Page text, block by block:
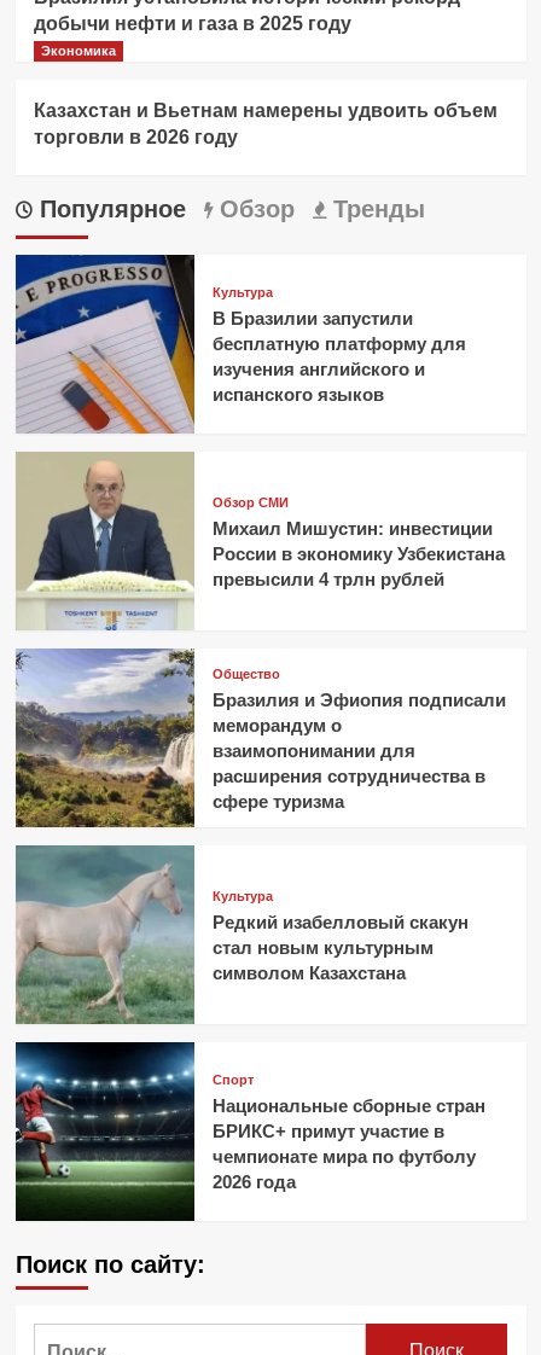
добычи нефти и газа в 2025 году
Экономика
Казахстан и Вьетнам намерены удвоить объем
торговли в 2026 году
Популярное Обзор Тренды
Культура
В Бразилии запустили
бесплатную платформу для
изучения английского и
испанского языков
Обзор СМИ
Михаил Мишустин: инвестиции
России в экономику Узбекистана
превысили 4 трлн рублей
Общество
Бразилия и Эфиопия подписали
меморандум о
взаимопонимании для
расширения сотрудничества в
сфере туризма
Культура
Редкий изабелловый скакун
стал новым культурным
символом Казахстана
Спорт
Национальные сборные стран
БРИКС+ примут участие в
чемпионате мира по футболу
2026 года
Поиск по сайту: